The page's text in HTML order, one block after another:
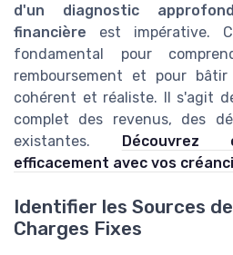
d'un diagnostic
financière est impérative.
fondamental pour
remboursement et pour
cohérent et réaliste. Il s'agit
complet des revenus, des
existantes. Découvrez
efficacement avec vos
Identifier les Sources
Charges Fixes